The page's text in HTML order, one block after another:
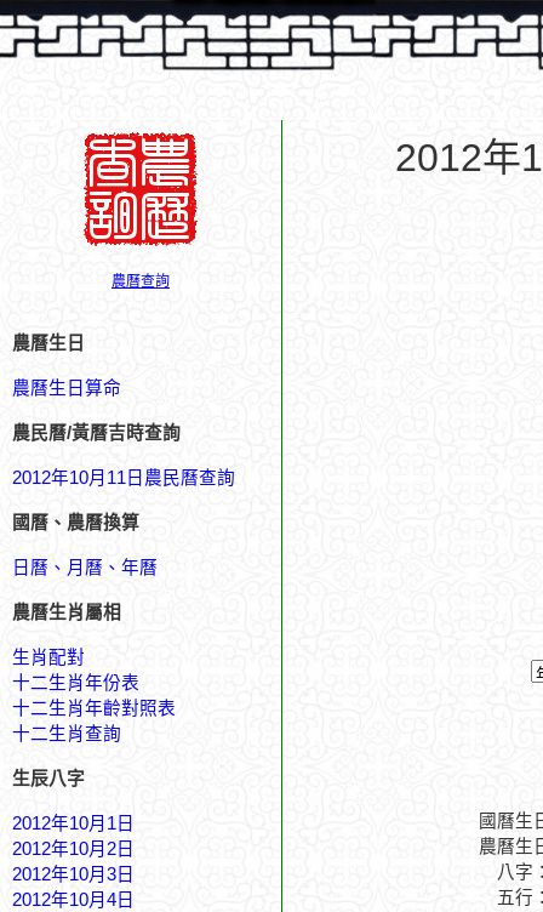
農曆查詢
農曆生日
農曆生日算命
農民曆/黃曆吉時查詢
2012年10月11日農民曆查詢
國曆、農曆換算
日曆、月曆、年曆
農曆生肖屬相
生肖配對
十二生肖年份表
十二生肖年齡對照表
十二生肖查詢
生辰八字
2012年10月1日
2012年10月2日
2012年10月3日
2012年10月4日
2012年
國曆生
農曆生
八字
五行